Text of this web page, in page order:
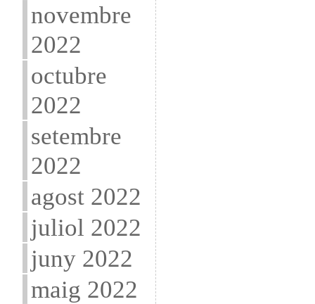
novembre
2022
octubre
2022
setembre
2022
agost 2022
juliol 2022
juny 2022
maig 2022